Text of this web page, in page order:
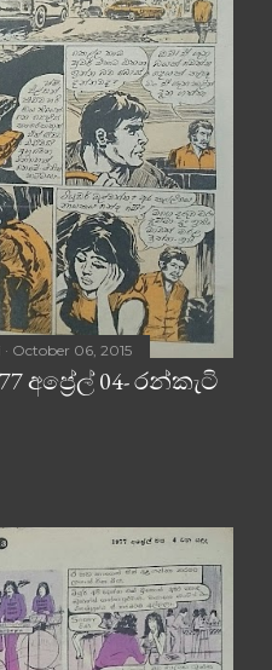
October 06, 2015
අප්‍රේල් 04- රන්කැටි